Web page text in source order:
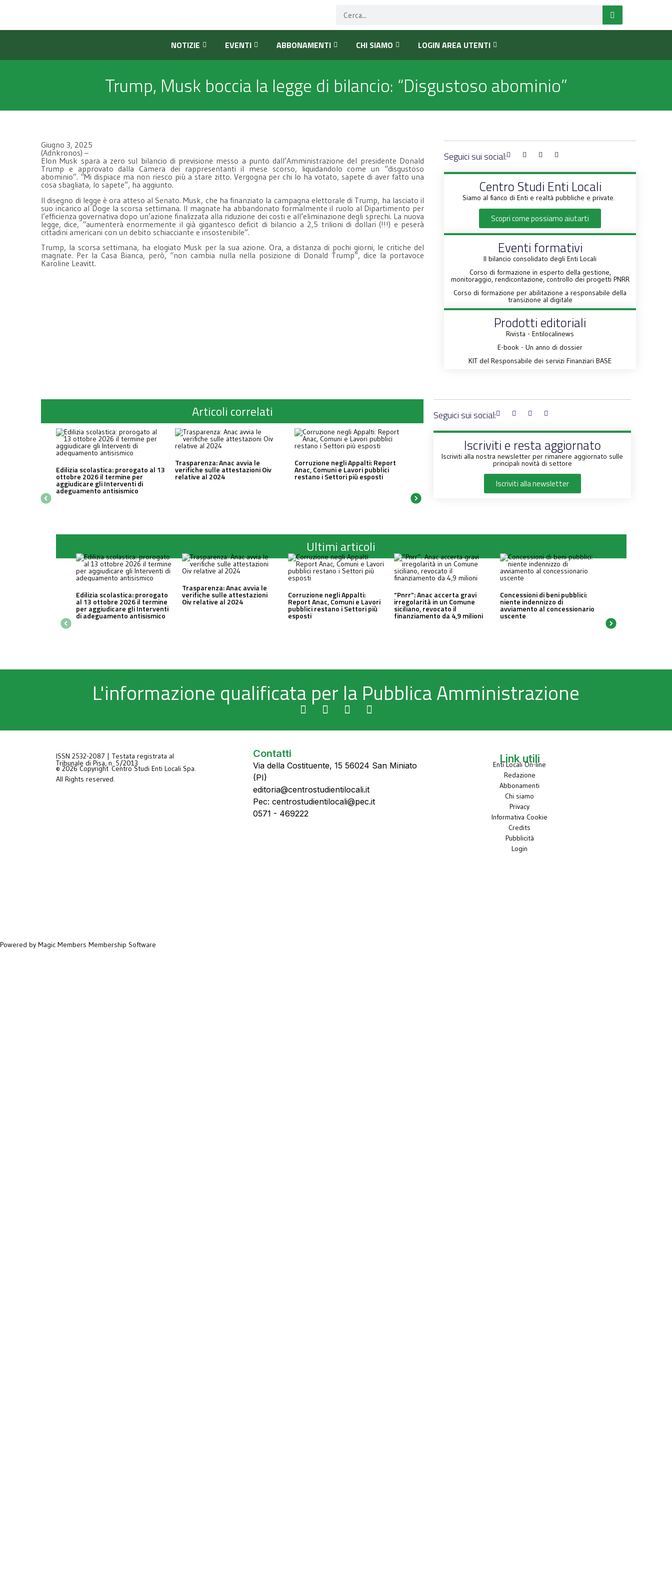
NOTIZIE EVENTI ABBONAMENTI CHI SIAMO LOGIN AREA UTENTI
Trump, Musk boccia la legge di bilancio: “Disgustoso abominio”
Giugno 3, 2025
(Adnkronos) –
Elon Musk spara a zero sul bilancio di previsione messo a punto dall’Amministrazione del presidente Donald
Trump e approvato dalla Camera dei rappresentanti il mese scorso, liquidandolo come un “disgustoso
abominio”. “Mi dispiace ma non riesco più a stare zitto. Vergogna per chi lo ha votato, sapete di aver fatto una
cosa sbagliata, lo sapete”, ha aggiunto.
Il disegno di legge è ora atteso al Senato. Musk, che ha finanziato la campagna elettorale di Trump, ha lasciato il
suo incarico al Doge la scorsa settimana. Il magnate ha abbandonato formalmente il ruolo al Dipartimento per
l’efficienza governativa dopo un’azione finalizzata alla riduzione dei costi e all’eliminazione degli sprechi. La nuova
legge, dice, “aumenterà enormemente il già gigantesco deficit di bilancio a 2,5 trilioni di dollari (!!!) e peserà
cittadini americani con un debito schiacciante e insostenibile”.
Trump, la scorsa settimana, ha elogiato Musk per la sua azione. Ora, a distanza di pochi giorni, le critiche del
magnate. Per la Casa Bianca, però, “non cambia nulla nella posizione di Donald Trump”, dice la portavoce
Karoline Leavitt.
Seguici sui social:
Centro Studi Enti Locali
Siamo al fianco di Enti e realtà pubbliche e private.
Scopri come possiamo aiutarti
Eventi formativi
Il bilancio consolidato degli Enti Locali
Corso di formazione in esperto della gestione,
monitoraggio, rendicontazione, controllo dei progetti PNRR
Corso di formazione per abilitazione a responsabile della
transizione al digitale
Prodotti editoriali
Rivista - Entilocalinews
E-book - Un anno di dossier
KIT del Responsabile dei servizi Finanziari BASE
Articoli correlati
Edilizia scolastica: prorogato al 13
ottobre 2026 il termine per
aggiudicare gli Interventi di
adeguamento antisismico
Trasparenza: Anac avvia le
verifiche sulle attestazioni Oiv
relative al 2024
Corruzione negli Appalti: Report
Anac, Comuni e Lavori pubblici
restano i Settori più esposti
Seguici sui social:
Iscriviti e resta aggiornato
Iscriviti alla nostra newsletter per rimanere aggiornato sulle
principali novità di settore
Iscriviti alla newsletter
Ultimi articoli
Edilizia scolastica: prorogato
al 13 ottobre 2026 il termine
per aggiudicare gli Interventi
di adeguamento antisismico
Trasparenza: Anac avvia le
verifiche sulle attestazioni
Oiv relative al 2024
Corruzione negli Appalti:
Report Anac, Comuni e Lavori
pubblici restano i Settori più
esposti
“Pnrr”: Anac accerta gravi
irregolarità in un Comune
siciliano, revocato il
finanziamento da 4,9 milioni
Concessioni di beni pubblici:
niente indennizzo di
avviamento al concessionario
uscente
L'informazione qualificata per la Pubblica Amministrazione
ISSN 2532-2087 | Testata registrata al
Tribunale di Pisa, n. 5/2013
© 2026 Copyright Centro Studi Enti Locali Spa.
All Rights reserved.
Contatti
Via della Costituente, 15 56024 San Miniato
(PI)
editoria@centrostudientilocali.it
Pec: centrostudientilocali@pec.it
0571 - 469222
Link utili
Enti Locali On-line
Redazione
Abbonamenti
Chi siamo
Privacy
Informativa Cookie
Credits
Pubblicità
Login
Powered by Magic Members Membership Software